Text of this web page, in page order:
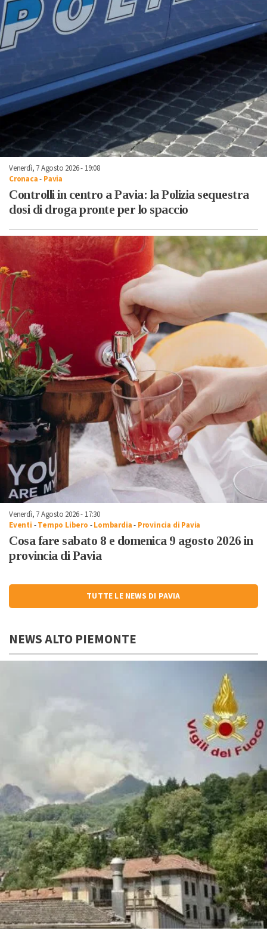
Venerdì, 7 Agosto 2026 - 19:08
Cronaca- Pavia
Controlli in centro a Pavia: la Polizia sequestra
dosi di droga pronte per lo spaccio
Venerdì, 7 Agosto 2026 - 17:30
Eventi -Tempo Libero -Lombardia- Provincia di Pavia
Cosa fare sabato 8 e domenica 9 agosto 2026 in
provincia di Pavia
TUTTE LE NEWS DI PAVIA
NEWS ALTO PIEMONTE